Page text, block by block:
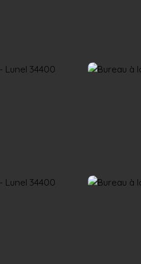
Rejoignez-nous Actualités